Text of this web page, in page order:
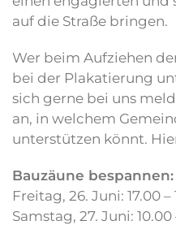
auf die Straße bringen.
Wer beim Aufziehen
bei der Plakatierung
sich gerne bei uns
an, in welchem
unterstützen könnt.
Bauzäune bespannen:
Freitag, 26. Juni: 17.00
Samstag, 27. Juni: